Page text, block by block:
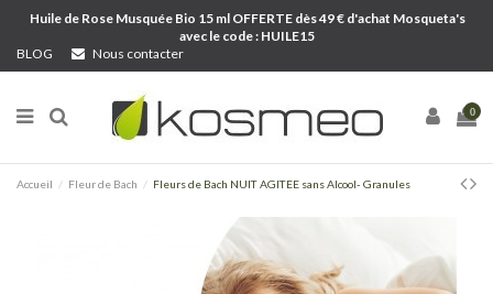
Huile de Rose Musquée Bio 15 ml OFFERTE dès 49 € d'achat Mosqueta's
avec le code : HUILE15
BLOG
Nous contacter
0
Accueil Fleur de Bach Fleurs de Bach NUIT AGITEE sans Alcool- Granules